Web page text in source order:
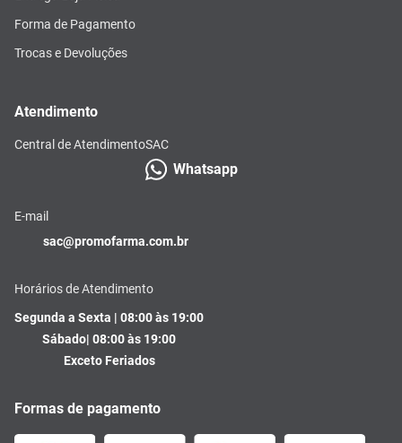
Forma de Pagamento
Trocas e Devoluções
Atendimento
Central de AtendimentoSAC
Whatsapp
E-mail
sac@promofarma.com.br
Horários de Atendimento
Segunda a Sexta | 08:00 às 19:00
Sábado| 08:00 às 19:00
Exceto Feriados
Formas de pagamento